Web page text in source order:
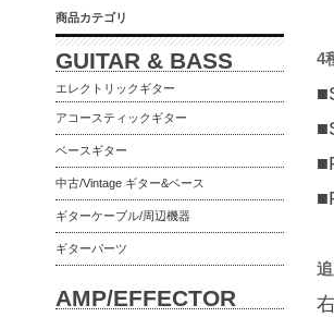
4
商品カテゴリ
GUITAR & BASS
エレクトリックギター
アコースティックギター
ベースギター
中古/Vintage ギター&ベース
ギターケーブル/周辺機器
ギターパーツ
AMP/EFFECTOR